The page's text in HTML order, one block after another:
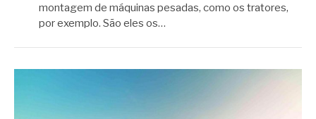
montagem de máquinas pesadas, como os tratores,
por exemplo. São eles os…